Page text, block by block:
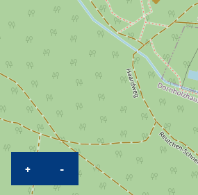
+KARTE HEREINZOOMEN
-KARTE HERAUSZOOMEN